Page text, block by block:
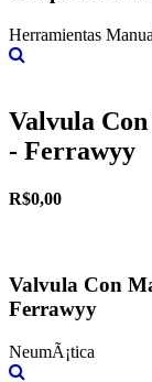
Herramientas
Valvula
- Ferrawyy
R$0,00
Valvula Con
Ferrawyy
NeumÃ¡tica